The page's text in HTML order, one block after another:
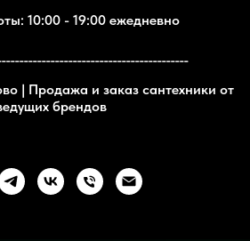
10:00 - 19:00 ежедневно
| Продажа и заказ сантехники от
брендов